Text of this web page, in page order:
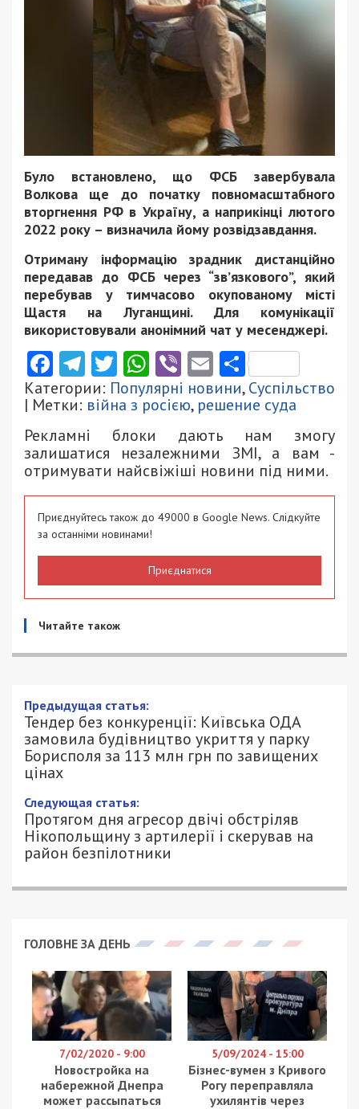
Було встановлено, що ФСБ завербувала
Волкова ще до початку повномасштабного
вторгнення РФ в Україну, а наприкінці лютого
2022 року – визначила йому розвідзавдання.
Отриману інформацію зрадник дистанційно
передавав до ФСБ через “зв’язкового”, який
перебував у тимчасово окупованому місті
Щастя на Луганщині. Для комунікації
використовували анонімний чат у месенджері.
Facebook
Telegram
Twitter
WhatsApp
ViberEmail
Категории: Популярні новини,Суспільство
| Метки: війна з росією, решение суда
Рекламні блоки дають нам змогу
залишатися незалежними ЗМІ, а вам -
отримувати найсвіжіші новини під ними.
Приєднуйтесь також до 49000 в Google News. Слідкуйте
за останніми новинами!
Приєднатися
Читайте також
Тендер без конкуренції: Київська ОДА
замовила будівництво укриття у парку
Борисполя за 113 млн грн по
завищених цінах
14/02/2024 - 16:49
ПЕТРО ЩУКІН - СПЕЦИАЛЬНО ДЛЯ
49000.COM.UA
838